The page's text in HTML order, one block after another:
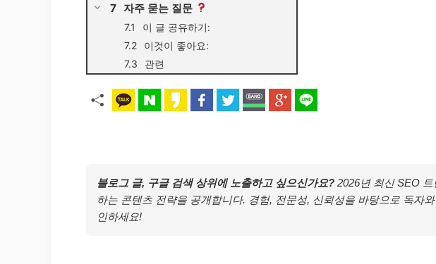
자주 묻는 질문
이 글 공유하기:
이것이 좋아요:
관련
블로그 글, 구글 검색 상위에 노출하고 싶으신가요? 2026년 최신 SEO
하는 콘텐츠 전략을 공개합니다. 경험, 전문성, 신뢰성을 바탕으로 독자
인하세요!